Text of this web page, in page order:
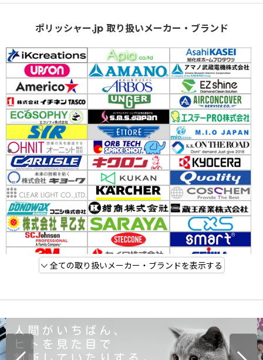
ポリッシャー.jp 取り扱いメーカー・ブランド
全ての取り扱いメーカー・ブランドを表示する